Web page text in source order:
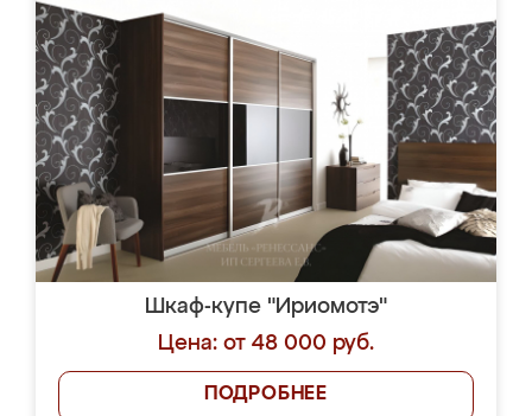
Шкаф-купе "Ириомотэ"
Цена: от 48 000 руб.
ПОДРОБНЕЕ